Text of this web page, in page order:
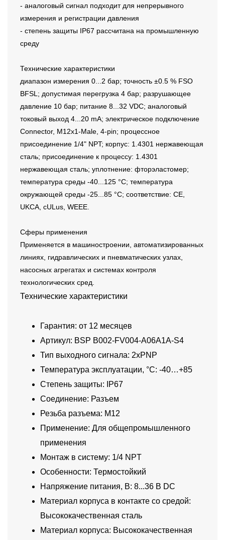
- аналоговый сигнал подходит для непрерывного
измерения и регистрации давления
- степень защиты IP67 рассчитана на промышленную
среду
Технические характеристики
диапазон измерения 0...2 бар; точность ±0.5 % FSO
BFSL; допустимая перегрузка 4 бар; разрушающее
давление 10 бар; питание 8...32 VDC; аналоговый
токовый выход 4...20 mA; электрическое подключение
Connector, M12x1-Male, 4-pin; процессное
присоединение 1/4" NPT; корпус: 1.4301 нержавеющая
сталь; присоединение к процессу: 1.4301
нержавеющая сталь; уплотнение: фторэластомер;
температура среды -40...125 °C; температура
окружающей среды -25...85 °C; соответствие: CE,
UKCA, cULus, WEEE.
Сферы применения
Применяется в машиностроении, автоматизированных
линиях, гидравлических и пневматических узлах,
насосных агрегатах и системах контроля
технологических сред.
Технические характеристики
Гарантия: от 12 месяцев
Артикул: BSP B002-FV004-A06A1A-S4
Тип выходного сигнала: 2xPNP
Температура эксплуатации, °C: -40…+85
Степень защиты: IP67
Соединение: Разъем
Резьба разъема: M12
Применение: Для общепромышленного
применения
Монтаж в систему: 1/4 NPT
Особенности: Термостойкий
Напряжение питания, В: 8...36 В DC
Материал корпуса в контакте со средой:
Высококачественная сталь
Материал корпуса: Высококачественная